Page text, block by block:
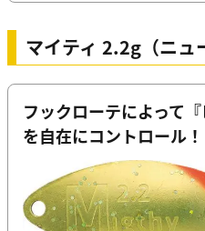
マイティ 2.2g（ニュ
フックローテによって
を自在にコントロール！